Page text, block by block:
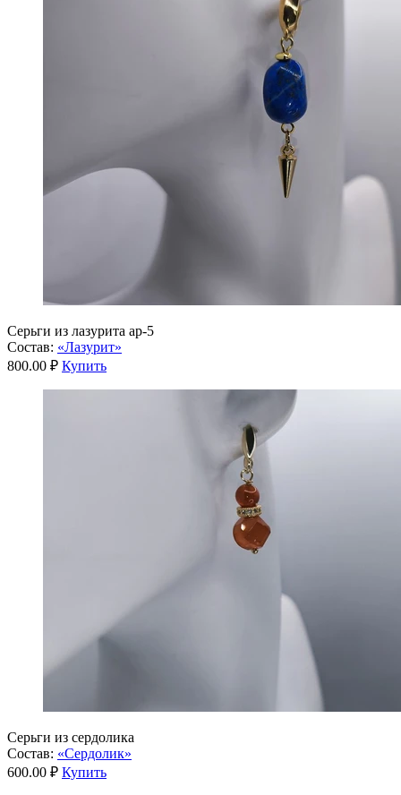
Серьги из лазурита ар-5
Состав: «Лазурит»
800.00 ₽ Купить
Серьги из сердолика
Состав: «Сердолик»
600.00 ₽ Купить